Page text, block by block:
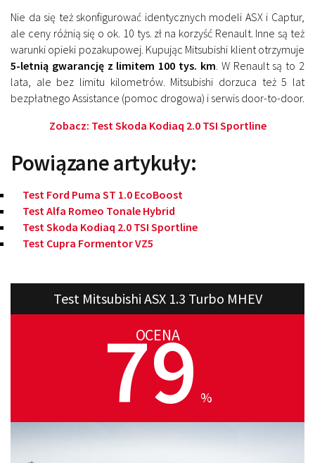
Nie da się też skonfigurować identycznych modeli ASX i Captur,
ale ceny różnią się o ok. 10 tys. zł na korzyść Renault. Inne są też
warunki opieki pozakupowej. Kupując Mitsubishi klient otrzymuje
5-letnią gwarancję z limitem 100 tys. km . W Renault są to 2
lata, ale bez limitu kilometrów. Mitsubishi dorzuca też 5 lat
bezpłatnego Assistance (pomoc drogowa) i serwis door-to-door.
Zobacz: Test Skoda Kodiaq 2.0 TSI Sportline
Powiązane artykuły:
Test Ford Puma ST 1.0 EcoBoost
Test Alfa Romeo Tonale Hybrid
Test Skoda Kodiaq 2.0 TSI Sportline
Test Cupra Formentor VZ5
Test Mitsubishi ASX 1.3 Turbo MHEV
OCENA
79 %